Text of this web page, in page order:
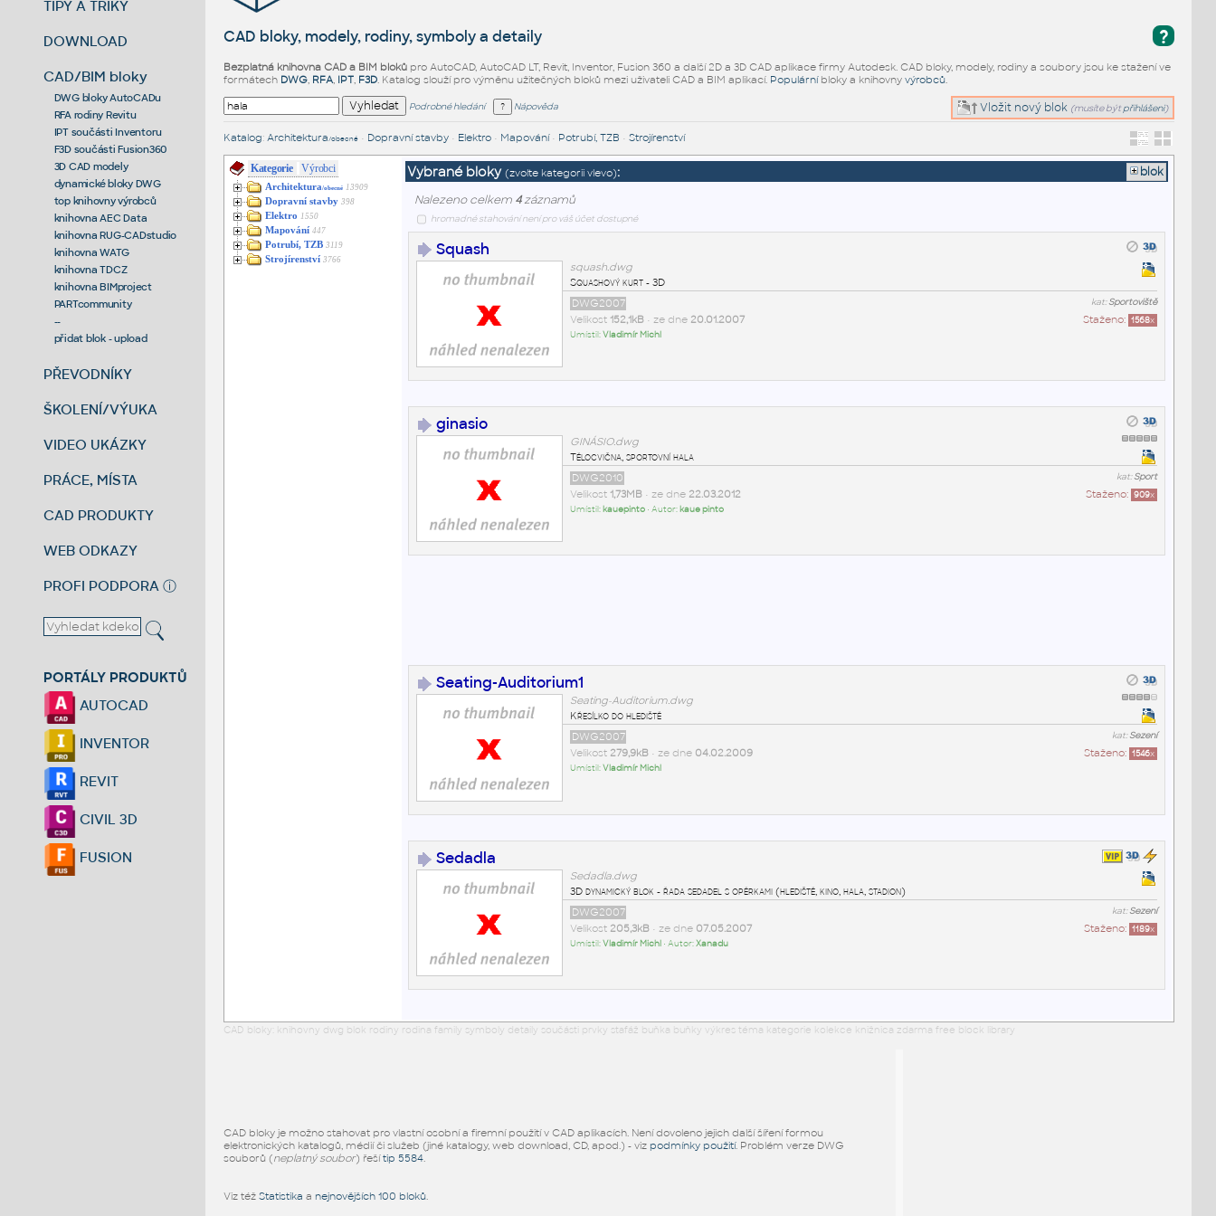
TIPY A TRIKY
DOWNLOAD
CAD/BIM bloky
DWG bloky AutoCADu
RFA rodiny Revitu
IPT součásti Inventoru
F3D součásti Fusion360
3D CAD modely
dynamické bloky DWG
top knihovny výrobců
knihovna AEC Data
knihovna RUG-CADstudio
knihovna WATG
knihovna TDCZ
knihovna BIMproject
PARTcommunity
--
přidat blok - upload
PŘEVODNÍKY
ŠKOLENÍ/VÝUKA
VIDEO UKÁZKY
PRÁCE, MÍSTA
CAD PRODUKTY
WEB ODKAZY
PROFI PODPORA ⓘ
PORTÁLY PRODUKTŮ
AUTOCAD
INVENTOR
REVIT
CIVIL 3D
FUSION
?
CAD bloky, modely, rodiny, symboly a detaily
Bezplatná knihovna CAD a BIM blokůpro AutoCAD, AutoCAD LT, Revit, Inventor, Fusion 360 a další 2D a 3D CAD aplikace firmy Autodesk. CAD bloky, modely, rodiny a soubory jsou ke stažení ve
formátech DWG, RFA, IPT, F3D. Katalog slouží pro výměnu užitečných bloků mezi uživateli CAD a BIM aplikací. Populárníbloky a knihovny výrobců.
Vložit nový blok (musíte být přihlášeni)
Podrobné hledání Nápověda
Katalog: Architektura /obecné• Dopravní stavby• Elektro• Mapování• Potrubí, TZB • Strojírenství
Kategorie Výrobci
Architektura/obecné 13909
Dopravní stavby 398
Elektro 1550
Mapování 447
Potrubí, TZB 3119
Strojírenství 3766
Vybrané bloky (zvolte kategorii vlevo):
blok
Nalezeno celkem 4záznamů
hromadné stahování není pro váš účet dostupné
Squash
squash.dwg
Squashový kurt - 3D
kat:Sportoviště
DWG2007
Staženo: 1568x
Velikost 152,1kB• ze dne 20.01.2007
Umístil:Vladimír Michl
ginasio
GINÁSIO.dwg
Tělocvična, sportovní hala
kat:Sport
DWG2010
Staženo: 909x
Velikost 1,73MB• ze dne 22.03.2012
Umístil: kauepinto• Autor: kaue pinto
Seating-Auditorium1
Seating-Auditorium.dwg
Křesílko do hlediště
kat:Sezení
DWG2007
Staženo: 1546x
Velikost 279,9kB• ze dne 04.02.2009
Umístil:Vladimír Michl
Sedadla
Sedadla.dwg
3D dynamický blok - řada sedadel s opěrkami (hlediště, kino, hala, stadion)
kat:Sezení
DWG2007
Staženo: 1189x
Velikost 205,3kB• ze dne 07.05.2007
Umístil:Vladimír Michl• Autor:Xanadu
CAD bloky: knihovny dwg blok rodiny rodina family symboly detaily součásti prvky stafáž buňka buňky výkres téma kategorie kolekce knižnica zdarma free block library
CAD bloky je možno stahovat pro vlastní osobní a firemní použití v CAD aplikacích. Není dovoleno jejich další šíření formou
elektronických katalogů, médií či služeb (jiné katalogy, web download, CD, apod.) - viz podmínky použití. Problém verze DWG
souborů (neplatný soubor) řešítip 5584.
Viz též Statistika a nejnovějších 100 bloků.